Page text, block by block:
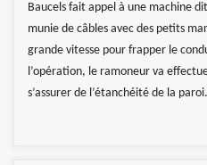
Baucels fait appel à une machine
munie de câbles avec des petits
grande vitesse pour frapper le
l’opération, le ramoneur va
s’assurer de l’étanchéité de la paroi.